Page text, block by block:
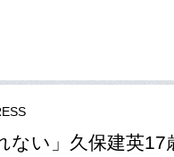
ない」久保建英17